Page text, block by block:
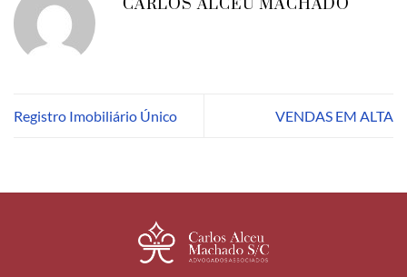
CARLOS ALCEU MACHADO
Registro Imobiliário Único VENDAS EM ALTA